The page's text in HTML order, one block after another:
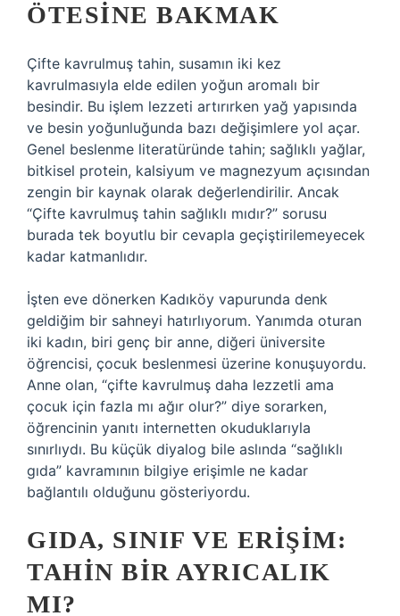
ÖTESINE BAKMAK
Çifte kavrulmuş tahin, susamın iki kez
kavrulmasıyla elde edilen yoğun aromalı bir
besindir. Bu işlem lezzeti artırırken yağ yapısında
ve besin yoğunluğunda bazı değişimlere yol açar.
Genel beslenme literatüründe tahin; sağlıklı yağlar,
bitkisel protein, kalsiyum ve magnezyum açısından
zengin bir kaynak olarak değerlendirilir. Ancak
“Çifte kavrulmuş tahin sağlıklı mıdır?” sorusu
burada tek boyutlu bir cevapla geçiştirilemeyecek
kadar katmanlıdır.
İşten eve dönerken Kadıköy vapurunda denk
geldiğim bir sahneyi hatırlıyorum. Yanımda oturan
iki kadın, biri genç bir anne, diğeri üniversite
öğrencisi, çocuk beslenmesi üzerine konuşuyordu.
Anne olan, “çifte kavrulmuş daha lezzetli ama
çocuk için fazla mı ağır olur?” diye sorarken,
öğrencinin yanıtı internetten okuduklarıyla
sınırlıydı. Bu küçük diyalog bile aslında “sağlıklı
gıda” kavramının bilgiye erişimle ne kadar
bağlantılı olduğunu gösteriyordu.
GIDA, SINIF VE ERIŞIM:
TAHIN BIR AYRICALIK
MI?